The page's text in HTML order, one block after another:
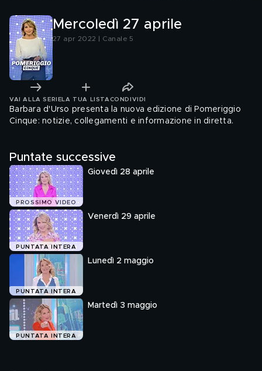
Mercoledì 27 aprile
27 apr 2022 | Canale 5
VAI ALLA SERIE LA TUA LISTA CONDIVIDI
Barbara d'Urso presenta la nuova edizione di Pomeriggio
Cinque: notizie, collegamenti e informazione in diretta.
Puntate successive
PROSSIMO VIDEO
Giovedì 28 aprile
PUNTATA INTERA
Venerdì 29 aprile
PUNTATA INTERA
Lunedì 2 maggio
PUNTATA INTERA
Martedì 3 maggio